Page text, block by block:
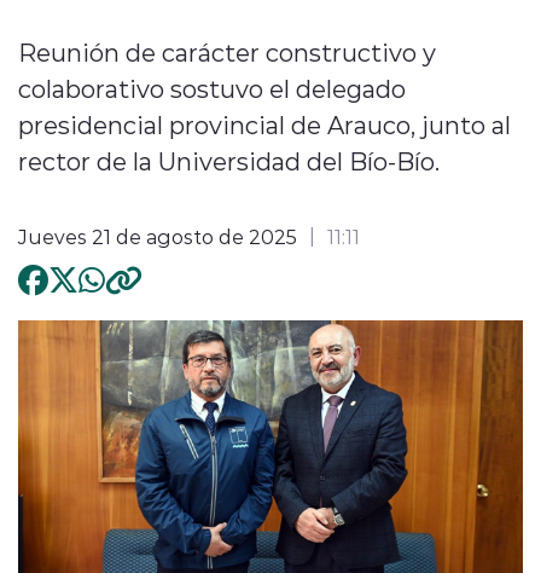
Reunión de carácter constructivo y
colaborativo sostuvo el delegado
presidencial provincial de Arauco, junto al
rector de la Universidad del Bío-Bío.
Jueves 21 de agosto de 2025 11:11